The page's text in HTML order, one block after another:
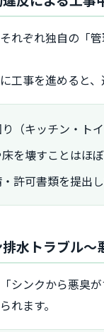
れぞれ独自の「
工事を進めると
（キッチン・ト
を壊すことはほ
許可書類を提出
水トラブル
シンクから悪臭
れます。